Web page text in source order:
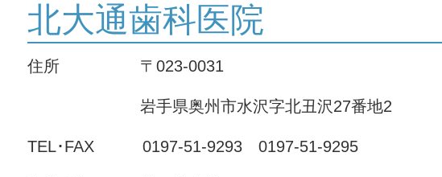
北大通歯科医院
住所 〒023-0031
岩手県奥州市水沢字北丑沢27番地2
TEL･FAX 0197-51-9293 0197-51-9295